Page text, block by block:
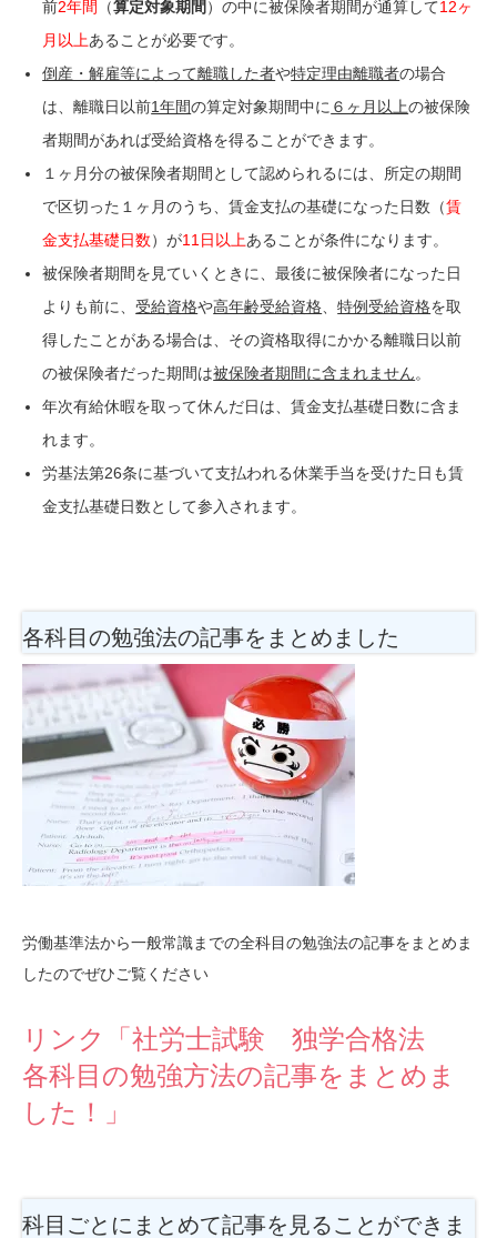
前2年間 （算定対象期間 ）の中に被保険者期間が通算して12ヶ
月以上あることが必要です。
倒産・解雇等によって離職した者や特定理由離職者の場合
は、離職日以前1年間の算定対象期間中に ６ヶ月以上の被保険
者期間があれば受給資格を得ることができます。
１ヶ月分の被保険者期間として認められるには、所定の期間
で区切った１ヶ月のうち、賃金支払の基礎になった日数（賃
金支払基礎日数）が11日以上あることが条件になります。
被保険者期間を見ていくときに、最後に被保険者になった日
よりも前に、受給資格や高年齢受給資格 、特例受給資格を取
得したことがある場合は、その資格取得にかかる離職日以前
の被保険者だった期間は被保険者期間に含まれません。
年次有給休暇を取って休んだ日は、賃金支払基礎日数に含ま
れます。
労基法第26条に基づいて支払われる休業手当を受けた日も賃
金支払基礎日数として参入されます。
各科目の勉強法の記事をまとめました
労働基準法から一般常識までの全科目の勉強法の記事をまとめま
したのでぜひご覧ください
リンク「社労士試験 独学合格法
各科目の勉強方法の記事をまとめま
した！」
科目ごとにまとめて記事を見ることができま